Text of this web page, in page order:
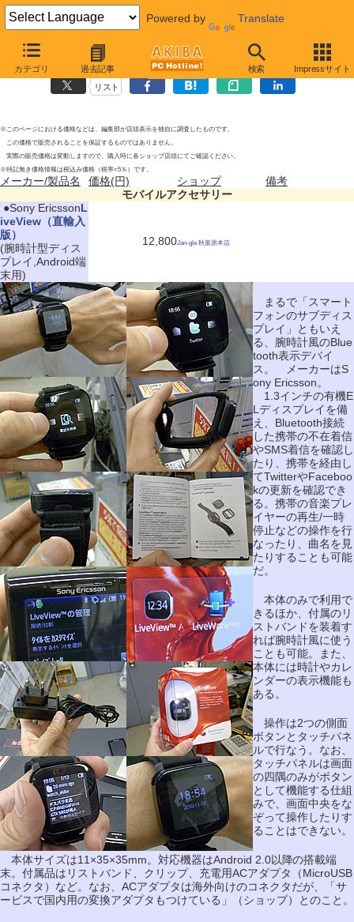
Powered by Translate
カテゴリ 過去記事 検索 Impressサイト
モバイルアクセサリーの新製品2010年11月20日号
リスト
※このページにおける価格などは、編集部が店頭表示を独自に調査したものです。
この価格で販売されることを保証するものではありません。
実際の販売価格は変動しますので、購入時に各ショップ店頭にてご確認ください。
※特記無き価格情報は税込み価格（税率=5％）です。
メーカー/製品名 価格(円) ショップ
備考
モバイルアクセサリー
●Sony EricssonL
iveView（直輸入
版）
(腕時計型ディス
プレイ,Android端
末用)
12,800Jan-gle 秋葉原本店
まるで「スマート
フォンのサブディス
プレイ」ともいえ
る、腕時計風のBlue
tooth表示デバイ
ス。 メーカーはS
ony Ericsson。
1.3インチの有機E
Lディスプレイを備
え、Bluetooth接続
した携帯の不在着信
やSMS着信を確認し
たり、携帯を経由し
てTwitterやFaceboo
kの更新を確認でき
る。携帯の音楽プレ
イヤーの再生/一時
停止などの操作を行
なったり、曲名を見
たりすることも可能
だ。
本体のみで利用で
きるほか、付属のリ
ストバンドを装着す
れば腕時計風に使う
ことも可能。また、
本体には時計やカレ
ンダーの表示機能も
ある。
操作は2つの側面
ボタンとタッチパネ
ルで行なう。なお、
タッチパネルは画面
の四隅のみがボタン
として機能する仕組
みで、画面中央をな
ぞって操作したりす
ることはできない。
本体サイズは11×35×35mm。対応機器はAndroid 2.0以降の搭載端
末。付属品はリストバンド、クリップ、充電用ACアダプタ（MicroUSB
コネクタ）など。なお、ACアダプタは海外向けのコネクタだが、「サ
ービスで国内用の変換アダプタもつけている」（ショップ）とのこと。